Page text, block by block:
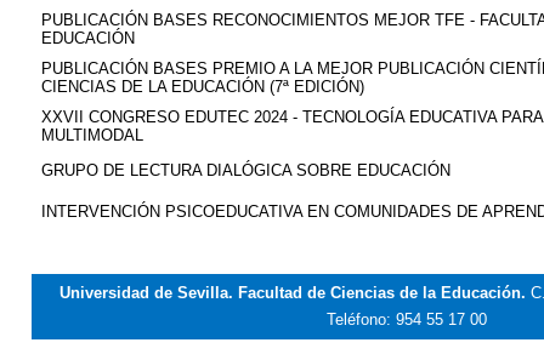
PUBLICACIÓN BASES RECONOCIMIENTOS MEJOR TFE -
EDUCACIÓN
PUBLICACIÓN BASES PREMIO A LA MEJOR PUBLICACIÓN
CIENCIAS DE LA EDUCACIÓN (7ª EDICIÓN)
XXVII CONGRESO EDUTEC 2024 - TECNOLOGÍA EDUCATIVA
MULTIMODAL
GRUPO DE LECTURA DIALÓGICA SOBRE EDUCACIÓN
INTERVENCIÓN PSICOEDUCATIVA EN COMUNIDADES DE
Universidad de Sevilla. Facultad de Ciencias de la Educación.
Teléfono: 954 55 17 00